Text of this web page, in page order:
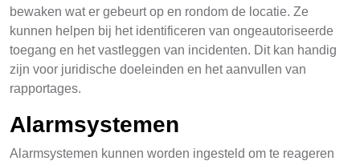
bewaken wat er gebeurt op en rondom de locatie. Ze
kunnen helpen bij het identificeren van ongeautoriseerde
toegang en het vastleggen van incidenten. Dit kan handig
zijn voor juridische doeleinden en het aanvullen van
rapportages.
Alarmsystemen
Alarmsystemen kunnen worden ingesteld om te reageren